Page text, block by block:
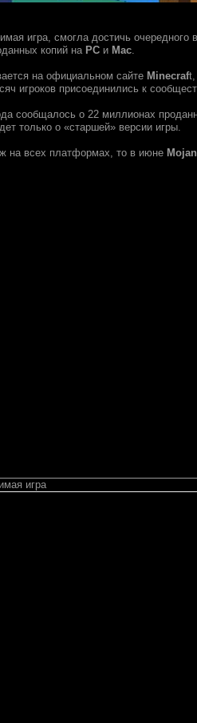
игра, смогла достичь
копий на PC и Mac.
на официальном сайте Minecraft,
игроков присоединились к
сообщалось о 22 миллионах
только о «старшей» версии игры.
на всех платформах, то в июне
игра